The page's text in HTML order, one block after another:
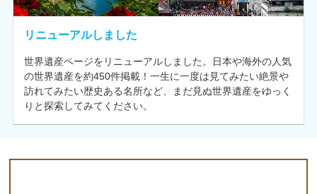
リニューアルしました
世界遺産ページをリニューアルしました。日本や海外の人気
の世界遺産を約450件掲載！一生に一度は見てみたい絶景や
訪れてみたい歴史ある名所など、まだ見ぬ世界遺産をゆっく
りと探索してみてください。